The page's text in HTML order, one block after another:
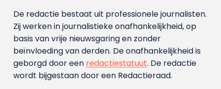
De redactie bestaat uit professionele journalisten.
Zij werken in journalistieke onafhankelijkheid, op
basis van vrije nieuwsgaring en zonder
beïnvloeding van derden. De onafhankelijkheid is
geborgd door een redactiestatuut. De redactie
wordt bijgestaan door een Redactieraad.